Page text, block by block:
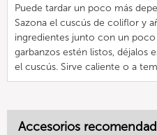
Puede tardar un poco más
Sazona el cuscús de coliflor y
ingredientes junto con un
garbanzos estén listos, déjalos
el cuscús. Sirve caliente o a
Accesorios